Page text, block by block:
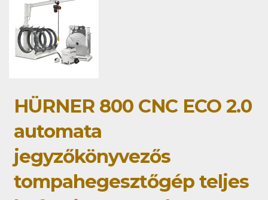
HÜRNER 800 CNC ECO 2.0
automata
jegyzőkönyvezős
tompahegesztőgép teljes